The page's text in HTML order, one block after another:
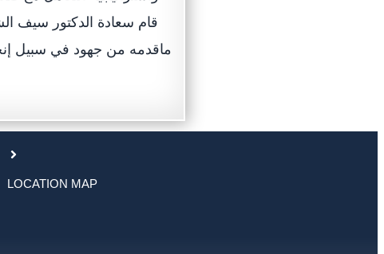
قام سعادة الدكتور سيف
ماقدمه من جهود في سبيل
LOCATION MAP